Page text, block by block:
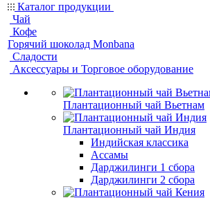
Каталог продукции
Чай
Кофе
Горячий шоколад Monbana
Сладости
Аксессуары и Торговое оборудование
Плантационный чай Вьетнам
Плантационный чай Индия
Индийская классика
Ассамы
Дарджилинги 1 сбора
Дарджилинги 2 сбора